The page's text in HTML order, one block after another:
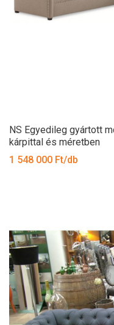
NS Egyedileg gyártott
kárpittal és méretben
1 548 000 Ft/db